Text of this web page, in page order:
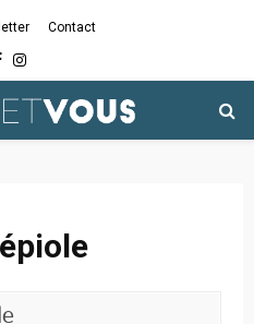
Contact
Facebook
Instagram